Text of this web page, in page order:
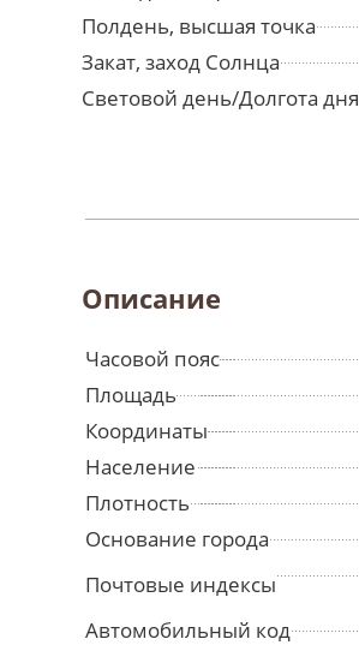
Полдень, высшая точка
Закат, заход Солнца
Световой день/Долгота дня
Описание
Часовой пояс
Площадь
Координаты
Население
Плотность
Основание города
Почтовые индексы
Автомобильный код